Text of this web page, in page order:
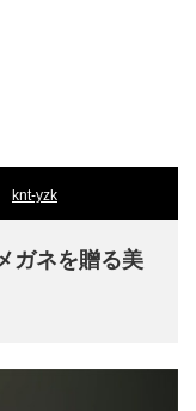
knt-yzk
ガネを贈る美